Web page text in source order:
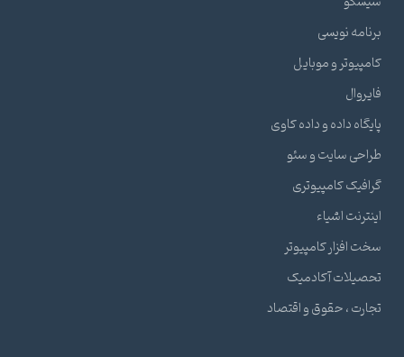
برنامه نویسی
کامپیوتر و موبایل
فایروال
پایگاه داده و داده کاوی
طراحی سایت و سئو
گرافیک کامپیوتری
اینترنت اشیاء
سخت افزار کامپیوتر
تحصیلات آکادمیک
تجارت ، حقوق و اقتصاد